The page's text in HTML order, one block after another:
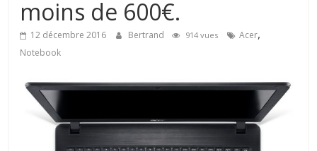
moins de 600€.
12 décembre 2016 Bertrand 914 vues Acer,
Notebook